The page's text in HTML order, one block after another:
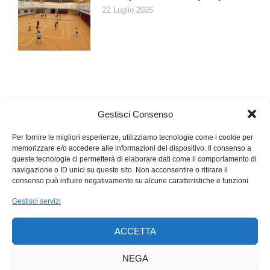
Gestisci Consenso
Per fornire le migliori esperienze, utilizziamo tecnologie come i cookie per
memorizzare e/o accedere alle informazioni del dispositivo. Il consenso a
queste tecnologie ci permetterà di elaborare dati come il comportamento di
navigazione o ID unici su questo sito. Non acconsentire o ritirare il
consenso può influire negativamente su alcune caratteristiche e funzioni.
Gestisci servizi
ACCETTA
NEGA
squadrato) e i morsetti al collo di Boris Karloff. Ha perso la sua
favella, la sua cultura, i suoi interrogativi filosofici. Ha
guadagnato innumerevoli parodie, segno che davvero ha
toccato il nostro immaginario. Dal mitico
22 Luglio 2026